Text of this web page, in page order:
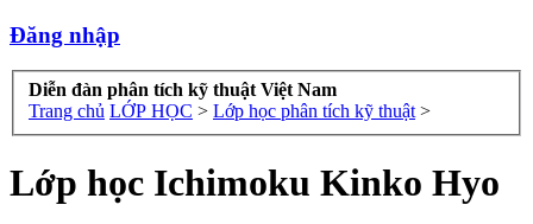
Đăng nhập
Diễn đàn phân tích kỹ thuật Việt Nam
Trang chủ LỚP HỌC > Lớp học phân tích kỹ thuật >
Lớp học Ichimoku Kinko Hyo